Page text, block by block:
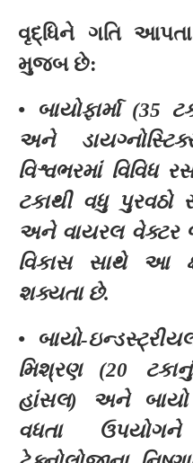
વૃદ્ધિને ગતિ
મુજબ છે:
• બાયોફાર્મા (35
અને
વિશ્વભરમાં વિવિધ
ટકાથી વધુ પુરવઠો
અને વાયરલ વેક્ટર
વિકાસ સાથે આ
શક્યતા છે.
• બાયો-
મિશ્રણ (20
હાંસલ) અને બાયો
વધતા